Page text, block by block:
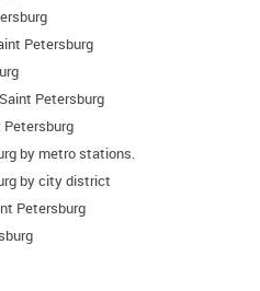
Petersburg
Petersburg
by metro stations.
by city district
Petersburg